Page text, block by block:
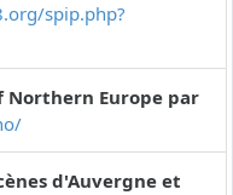
spip.php?
Northern Europe par
d'Auvergne et